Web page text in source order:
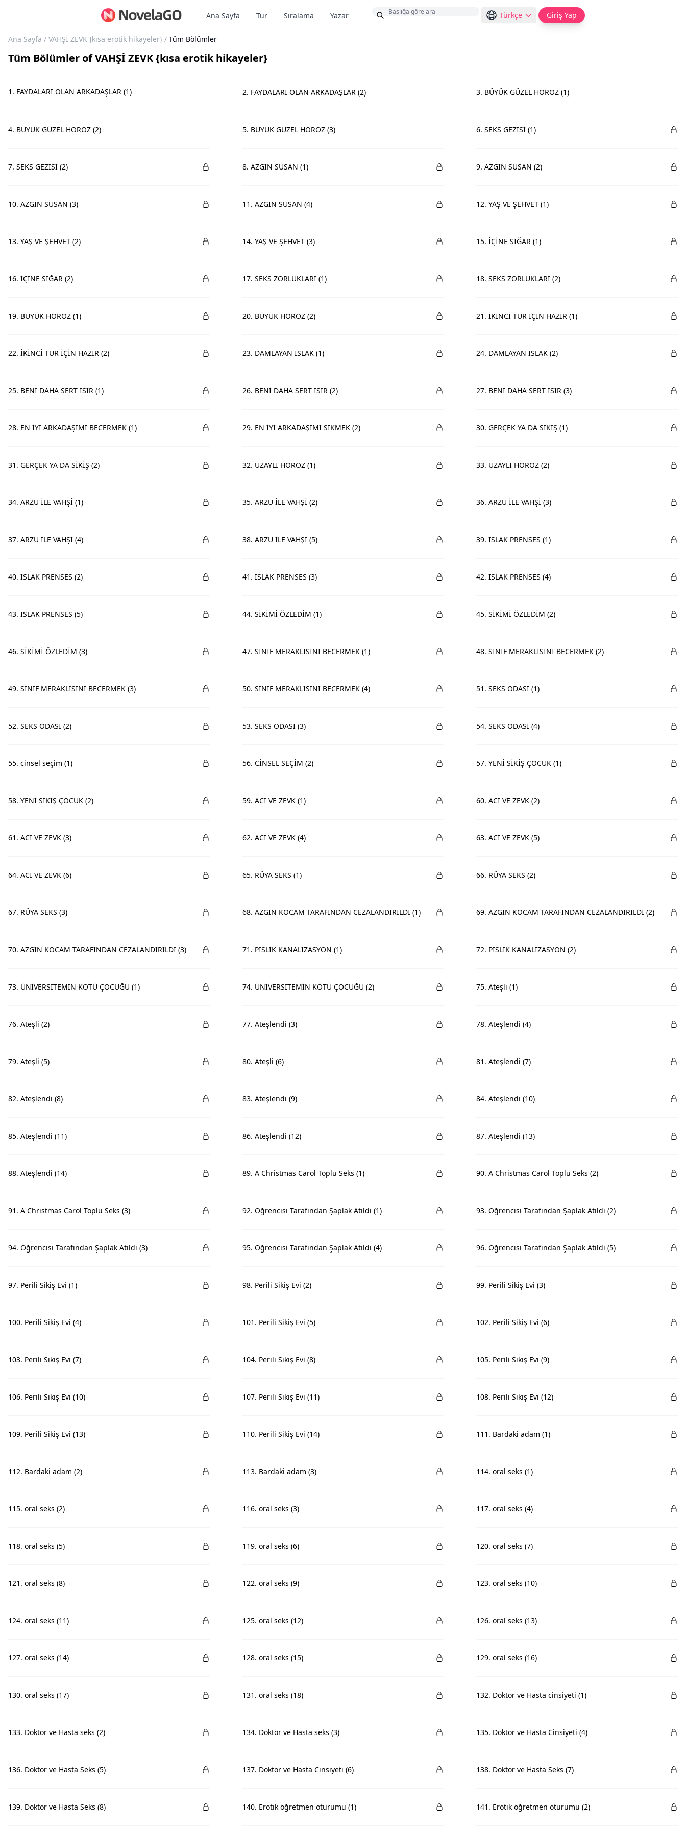
Ana Sayfa Tür Sıralama Yazar Türkçe Giriş Yap
Ana Sayfa / VAHŞİ ZEVK {kısa erotik hikayeler} / Tüm Bölümler
Tüm Bölümler ofVAHŞİ ZEVK {kısa erotik hikayeler}
1. FAYDALARI OLAN ARKADAŞLAR (1) 2. FAYDALARI OLAN ARKADAŞLAR (2) 3. BÜYÜK GÜZEL HOROZ (1)
4. BÜYÜK GÜZEL HOROZ (2) 5. BÜYÜK GÜZEL HOROZ (3) 6. SEKS GEZİSİ (1)
7. SEKS GEZİSİ (2) 8. AZGIN SUSAN (1) 9. AZGIN SUSAN (2)
10. AZGIN SUSAN (3) 11. AZGIN SUSAN (4) 12. YAŞ VE ŞEHVET (1)
13. YAŞ VE ŞEHVET (2) 14. YAŞ VE ŞEHVET (3) 15. İÇİNE SIĞAR (1)
16. İÇİNE SIĞAR (2) 17. SEKS ZORLUKLARI (1) 18. SEKS ZORLUKLARI (2)
19. BÜYÜK HOROZ (1) 20. BÜYÜK HOROZ (2) 21. İKİNCİ TUR İÇİN HAZIR (1)
22. İKİNCİ TUR İÇİN HAZIR (2) 23. DAMLAYAN ISLAK (1) 24. DAMLAYAN ISLAK (2)
25. BENİ DAHA SERT ISIR (1) 26. BENİ DAHA SERT ISIR (2) 27. BENİ DAHA SERT ISIR (3)
28. EN İYİ ARKADAŞIMI BECERMEK (1) 29. EN İYİ ARKADAŞIMI SİKMEK (2) 30. GERÇEK YA DA SİKİŞ (1)
31. GERÇEK YA DA SİKİŞ (2) 32. UZAYLI HOROZ (1) 33. UZAYLI HOROZ (2)
34. ARZU İLE VAHŞİ (1) 35. ARZU İLE VAHŞİ (2) 36. ARZU İLE VAHŞİ (3)
37. ARZU İLE VAHŞİ (4) 38. ARZU İLE VAHŞİ (5) 39. ISLAK PRENSES (1)
40. ISLAK PRENSES (2) 41. ISLAK PRENSES (3) 42. ISLAK PRENSES (4)
43. ISLAK PRENSES (5) 44. SİKİMİ ÖZLEDİM (1) 45. SİKİMİ ÖZLEDİM (2)
46. SİKİMİ ÖZLEDİM (3) 47. SINIF MERAKLISINI BECERMEK (1) 48. SINIF MERAKLISINI BECERMEK (2)
49. SINIF MERAKLISINI BECERMEK (3) 50. SINIF MERAKLISINI BECERMEK (4) 51. SEKS ODASI (1)
52. SEKS ODASI (2) 53. SEKS ODASI (3) 54. SEKS ODASI (4)
55. cinsel seçim (1) 56. CİNSEL SEÇİM (2) 57. YENİ SİKİŞ ÇOCUK (1)
58. YENİ SİKİŞ ÇOCUK (2) 59. ACI VE ZEVK (1) 60. ACI VE ZEVK (2)
61. ACI VE ZEVK (3) 62. ACI VE ZEVK (4) 63. ACI VE ZEVK (5)
64. ACI VE ZEVK (6) 65. RÜYA SEKS (1) 66. RÜYA SEKS (2)
67. RÜYA SEKS (3) 68. AZGIN KOCAM TARAFINDAN CEZALANDIRILDI (1) 69. AZGIN KOCAM TARAFINDAN CEZALANDIRILDI (2)
70. AZGIN KOCAM TARAFINDAN CEZALANDIRILDI (3) 71. PİSLİK KANALİZASYON (1) 72. PİSLİK KANALİZASYON (2)
73. ÜNİVERSİTEMİN KÖTÜ ÇOCUĞU (1) 74. ÜNİVERSİTEMİN KÖTÜ ÇOCUĞU (2) 75. Ateşli (1)
76. Ateşli (2) 77. Ateşlendi (3) 78. Ateşlendi (4)
79. Ateşli (5) 80. Ateşli (6) 81. Ateşlendi (7)
82. Ateşlendi (8) 83. Ateşlendi (9) 84. Ateşlendi (10)
85. Ateşlendi (11) 86. Ateşlendi (12) 87. Ateşlendi (13)
88. Ateşlendi (14) 89. A Christmas Carol Toplu Seks (1) 90. A Christmas Carol Toplu Seks (2)
91. A Christmas Carol Toplu Seks (3) 92. Öğrencisi Tarafından Şaplak Atıldı (1) 93. Öğrencisi Tarafından Şaplak Atıldı (2)
94. Öğrencisi Tarafından Şaplak Atıldı (3) 95. Öğrencisi Tarafından Şaplak Atıldı (4) 96. Öğrencisi Tarafından Şaplak Atıldı (5)
97. Perili Sikiş Evi (1) 98. Perili Sikiş Evi (2) 99. Perili Sikiş Evi (3)
100. Perili Sikiş Evi (4) 101. Perili Sikiş Evi (5) 102. Perili Sikiş Evi (6)
103. Perili Sikiş Evi (7) 104. Perili Sikiş Evi (8) 105. Perili Sikiş Evi (9)
106. Perili Sikiş Evi (10) 107. Perili Sikiş Evi (11) 108. Perili Sikiş Evi (12)
109. Perili Sikiş Evi (13) 110. Perili Sikiş Evi (14) 111. Bardaki adam (1)
112. Bardaki adam (2) 113. Bardaki adam (3) 114. oral seks (1)
115. oral seks (2) 116. oral seks (3) 117. oral seks (4)
118. oral seks (5) 119. oral seks (6) 120. oral seks (7)
121. oral seks (8) 122. oral seks (9) 123. oral seks (10)
124. oral seks (11) 125. oral seks (12) 126. oral seks (13)
127. oral seks (14) 128. oral seks (15) 129. oral seks (16)
130. oral seks (17) 131. oral seks (18) 132. Doktor ve Hasta cinsiyeti (1)
133. Doktor ve Hasta seks (2) 134. Doktor ve Hasta seks (3) 135. Doktor ve Hasta Cinsiyeti (4)
136. Doktor ve Hasta Seks (5) 137. Doktor ve Hasta Cinsiyeti (6) 138. Doktor ve Hasta Seks (7)
139. Doktor ve Hasta Seks (8) 140. Erotik öğretmen oturumu (1) 141. Erotik öğretmen oturumu (2)